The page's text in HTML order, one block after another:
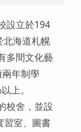
設立於194
北海道札幌
多間文化藝
年制學
上。
校舍，並設
習室、圖書